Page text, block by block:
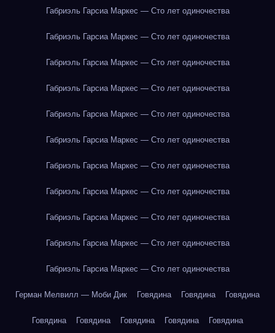
Габриэль Гарсиа Маркес — Сто лет одиночества
Габриэль Гарсиа Маркес — Сто лет одиночества
Габриэль Гарсиа Маркес — Сто лет одиночества
Габриэль Гарсиа Маркес — Сто лет одиночества
Габриэль Гарсиа Маркес — Сто лет одиночества
Габриэль Гарсиа Маркес — Сто лет одиночества
Габриэль Гарсиа Маркес — Сто лет одиночества
Габриэль Гарсиа Маркес — Сто лет одиночества
Габриэль Гарсиа Маркес — Сто лет одиночества
Габриэль Гарсиа Маркес — Сто лет одиночества
Габриэль Гарсиа Маркес — Сто лет одиночества
Герман Мелвилл — Моби Дик Говядина Говядина Говядина
Говядина Говядина Говядина Говядина Говядина